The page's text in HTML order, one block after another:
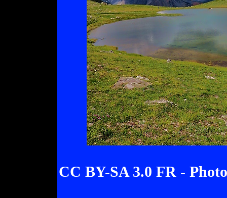
CC BY-SA 3.0 FR -